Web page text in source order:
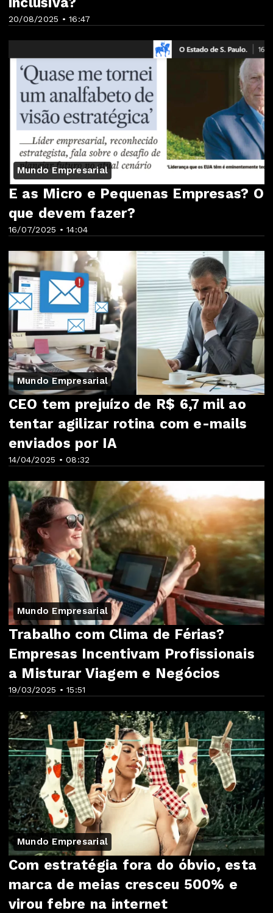
20/08/2025 • 16:47
Mundo Empresarial
16/07/2025 • 14:04
E as Micro e Pequenas Empresas? O
que devem fazer?
Mundo Empresarial
14/04/2025 • 08:32
CEO tem prejuízo de R$ 6,7 mil ao
tentar agilizar rotina com e-mails
enviados por IA
Mundo Empresarial
19/03/2025 • 15:51
Trabalho com Clima de Férias?
Empresas Incentivam Profissionais
a Misturar Viagem e Negócios
Mundo Empresarial
Com estratégia fora do óbvio, esta
marca de meias cresceu 500% e
virou febre na internet